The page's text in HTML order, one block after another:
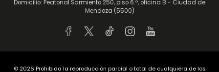
Domicilio: Peatonal Sarmiento 250, piso 6.º, oficina B - Ciudad de
Mendoza (5500)
© 2026 Prohibida la reproducción parcial o total de cualquiera de los